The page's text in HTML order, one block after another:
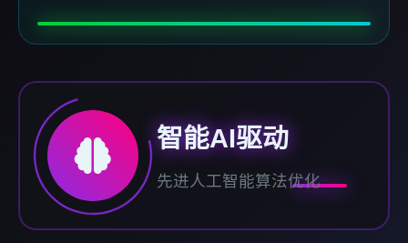
智能AI驱动
先进人工智能算法优化